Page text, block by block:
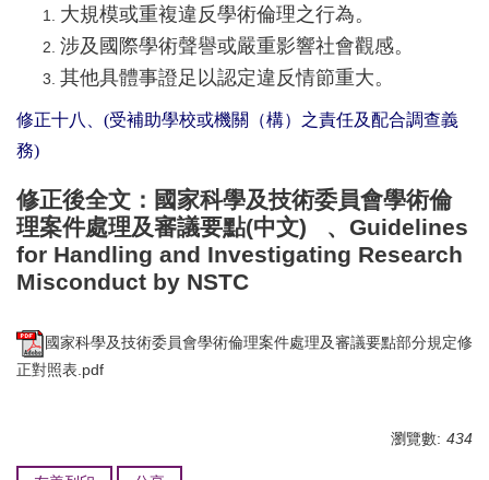
大規模或重複違反學術倫理之行為。
涉及國際學術聲譽或嚴重影響社會觀感。
其他具體事證足以認定違反情節重大。
修正十八、(受補助學校或機關（構）之責任及配合調查義
務)
修正後全文： 國家科學及技術委員會學術倫
理案件處理及審議要點(中文) 、 Guidelines
for Handling and Investigating Research
Misconduct by NSTC
國家科學及技術委員會學術倫理案件處理及審議要點部分規定修
正對照表.pdf
瀏覽數: 434